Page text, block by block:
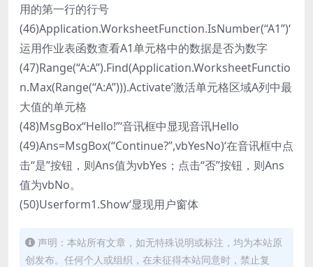
用的第一行的行号
(46)Application.WorksheetFunction.IsNumber(“A1”)‘
运用作业表函数查看A1单元格中的数据是否为数字
(47)Range(“A:A”).Find(Application.WorksheetFunctio
n.Max(Range(“A:A”))).Activate’激活单元格区域A列中最
大值的单元格
(48)MsgBox“Hello!”‘音讯框中显现音讯Hello
(49)Ans=MsgBox(“Continue?”,vbYesNo)‘在音讯框中点
击“是”按钮，则Ans值为vbYes；点击“否”按钮，则Ans
值为vbNo。
(50)Userform1.Show‘显现用户窗体
声明：本站所有文章，如无特殊说明或标注，均为本站原
创发布。任何个人或组织，在未征得本站同意时，禁止复